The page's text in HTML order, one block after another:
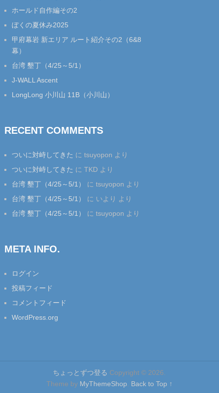
ホールド自作編その2
ぼくの夏休み2025
甲府幕岩 新エリア ルート紹介その2（6&8
幕）
台湾 墾丁（4/25～5/1）
J-WALL Ascent
LongLong 小川山 11B（小川山）
RECENT COMMENTS
ついに対峙してきた に tsuyopon より
ついに対峙してきた に TKDより
台湾 墾丁（4/25～5/1）
に tsuyopon より
台湾 墾丁（4/25～5/1）
に いより より
台湾 墾丁（4/25～5/1）
に tsuyopon より
META INFO.
ログイン
投稿フィード
コメントフィード
WordPress.org
ちょっとずつ登る Copyright © 2026.
Theme by MyThemeShop Back to Top ↑